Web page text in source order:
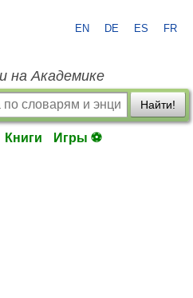
EN DE ES FR
на Академике
Найти!
Книги Игры ⚽